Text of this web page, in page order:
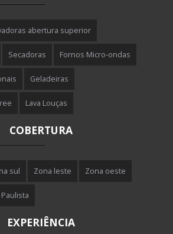
abertura superior
Secadoras Fornos Micro-ondas
Geladeiras
Lava Louças
COBERTURA
sul Zona leste Zona oeste
Paulista
EXPERIÊNCIA